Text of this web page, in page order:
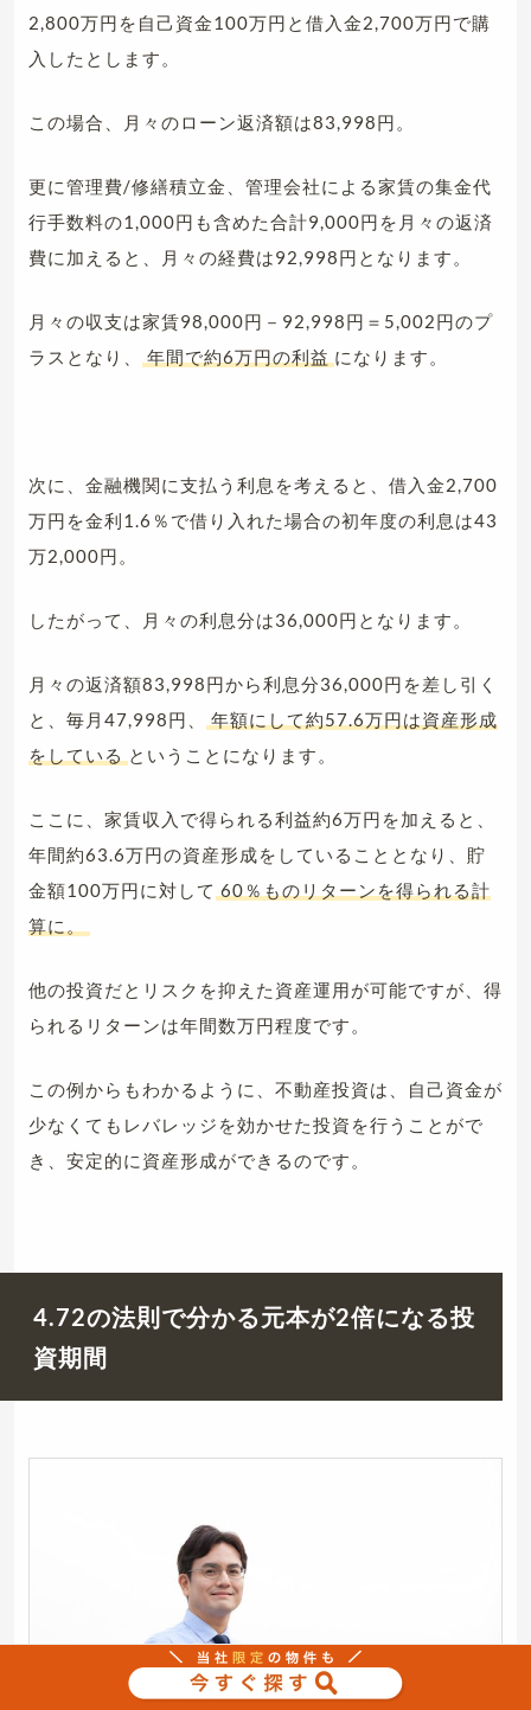
2,800万円を自己資金100万円と借入金2,700万円で購
入したとします。
この場合、月々のローン返済額は83,998円。
更に管理費/修繕積立金、管理会社による家賃の集金代
行手数料の1,000円も含めた合計9,000円を月々の返済
費に加えると、月々の経費は92,998円となります。
月々の収支は家賃98,000円－92,998円＝5,002円のプ
ラスとなり、
年間で約6万円の利益 になります。
次に、金融機関に支払う利息を考えると、借入金2,700
万円を金利1.6％で借り入れた場合の初年度の利息は43
万2,000円。
したがって、月々の利息分は36,000円となります。
月々の返済額83,998円から利息分36,000円を差し引く
と、毎月47,998円、
年額にして約57.6万円は資産形成
をしている ということになります。
ここに、家賃収入で得られる利益約6万円を加えると、
年間約63.6万円の資産形成をしていることとなり、貯
金額100万円に対して 60％ものリターンを得られる計
算に。
他の投資だとリスクを抑えた資産運用が可能ですが、得
られるリターンは年間数万円程度です。
この例からもわかるように、不動産投資は、自己資金が
少なくてもレバレッジを効かせた投資を行うことがで
き、安定的に資産形成ができるのです。
4.72の法則で分かる元本が2倍になる投
資期間